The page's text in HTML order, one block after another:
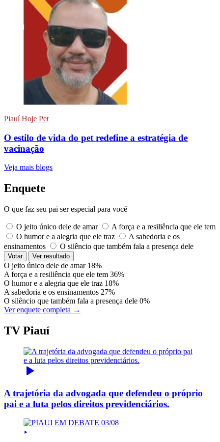
Piauí Hoje Pet
O estilo de vida do pet redefine a estratégia de
vacinação
Veja mais blogs
Enquete
O que faz seu pai ser especial para você
O jeito único dele de amar
A força e a resiliência que ele tem
O humor e a alegria que ele traz
A sabedoria e os
ensinamentos
O silêncio que também fala a presença dele
Votar Ver resultado
O jeito único dele de amar 18%
A força e a resiliência que ele tem 36%
O humor e a alegria que ele traz 18%
A sabedoria e os ensinamentos 27%
O silêncio que também fala a presença dele 0%
Ver enquete completa →
TV Piauí
A trajetória da advogada que defendeu o próprio
pai e a luta pelos direitos previdenciários.